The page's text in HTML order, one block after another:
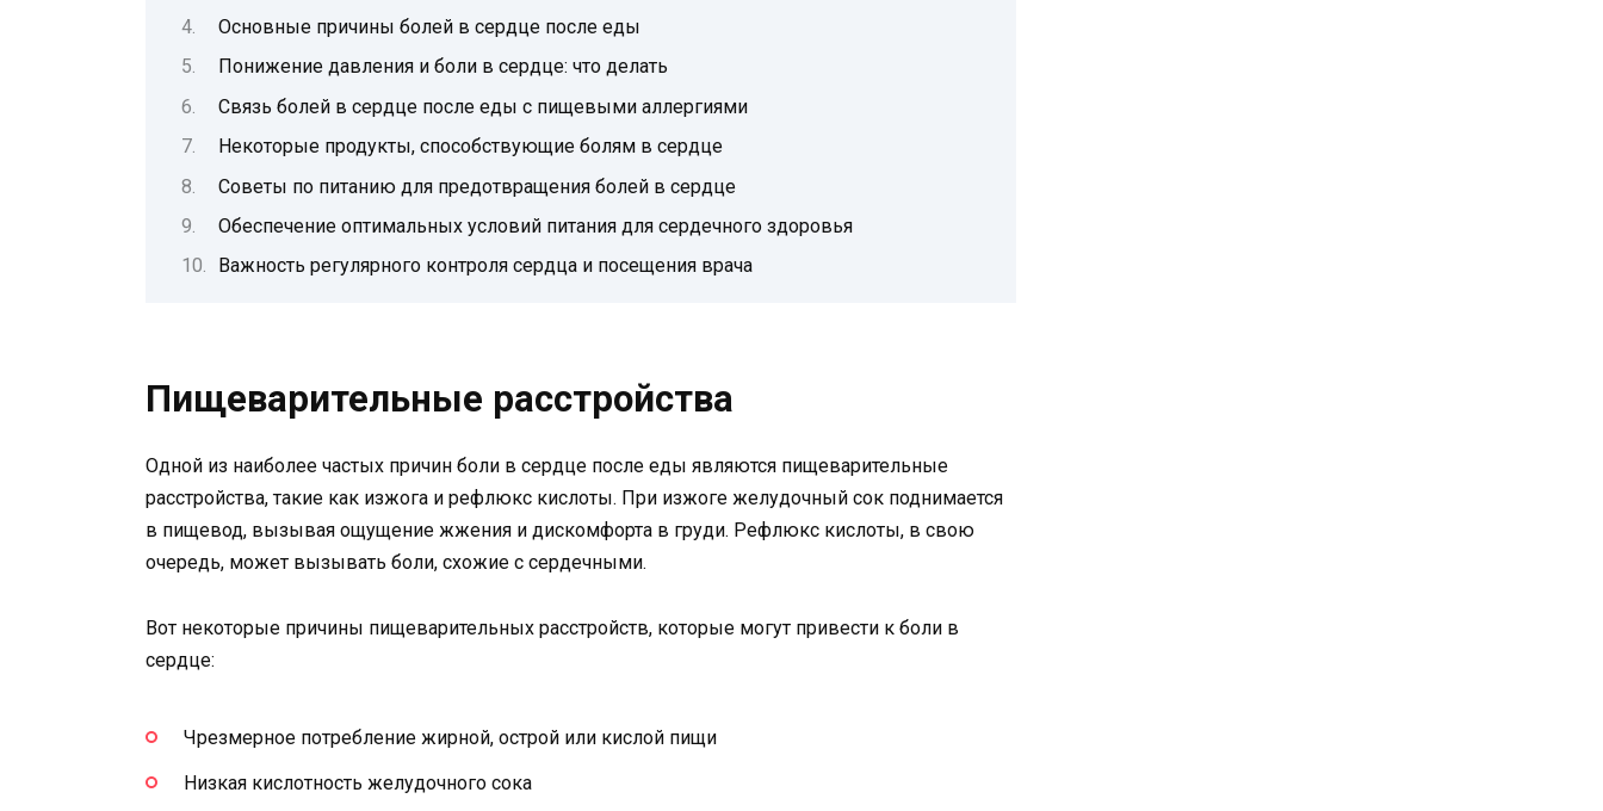
Основные причины болей в сердце после еды
Понижение давления и боли в сердце: что делать
Связь болей в сердце после еды с пищевыми аллергиями
Некоторые продукты, способствующие болям в сердце
Советы по питанию для предотвращения болей в сердце
Обеспечение оптимальных условий питания для сердечного здоровья
Важность регулярного контроля сердца и посещения врача
Пищеварительные расстройства
Одной из наиболее частых причин боли в сердце после еды являются пищеварительные
расстройства, такие как изжога и рефлюкс кислоты. При изжоге желудочный сок поднимается
в пищевод, вызывая ощущение жжения и дискомфорта в груди. Рефлюкс кислоты, в свою
очередь, может вызывать боли, схожие с сердечными.
Вот некоторые причины пищеварительных расстройств, которые могут привести к боли в
сердце:
Чрезмерное потребление жирной, острой или кислой пищи
Низкая кислотность желудочного сока